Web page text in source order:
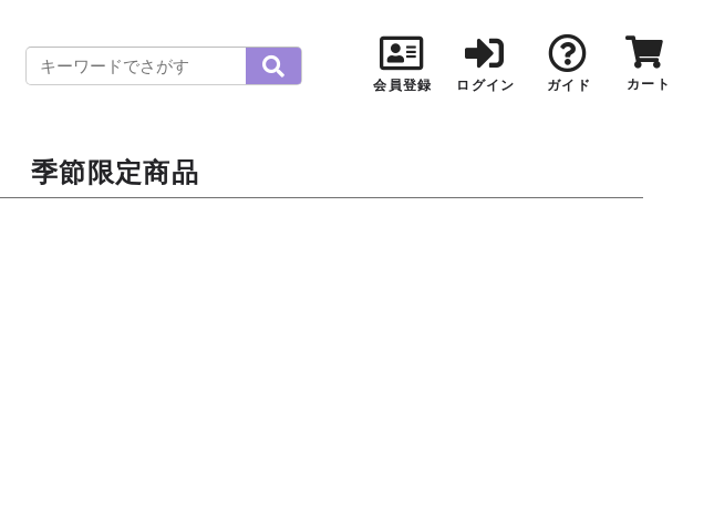
会員登録 ログイン ガイド カート
季節限定商品